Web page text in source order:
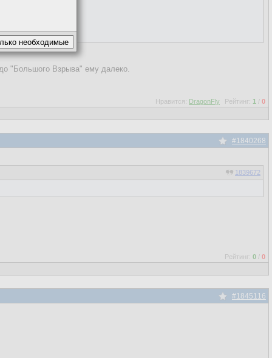
"Большого Взрыва" ему далеко.
Рейтинг: 1 / 0
Нравится: DragonFly
#1840268
1839672
Рейтинг: 0 / 0
#1845116